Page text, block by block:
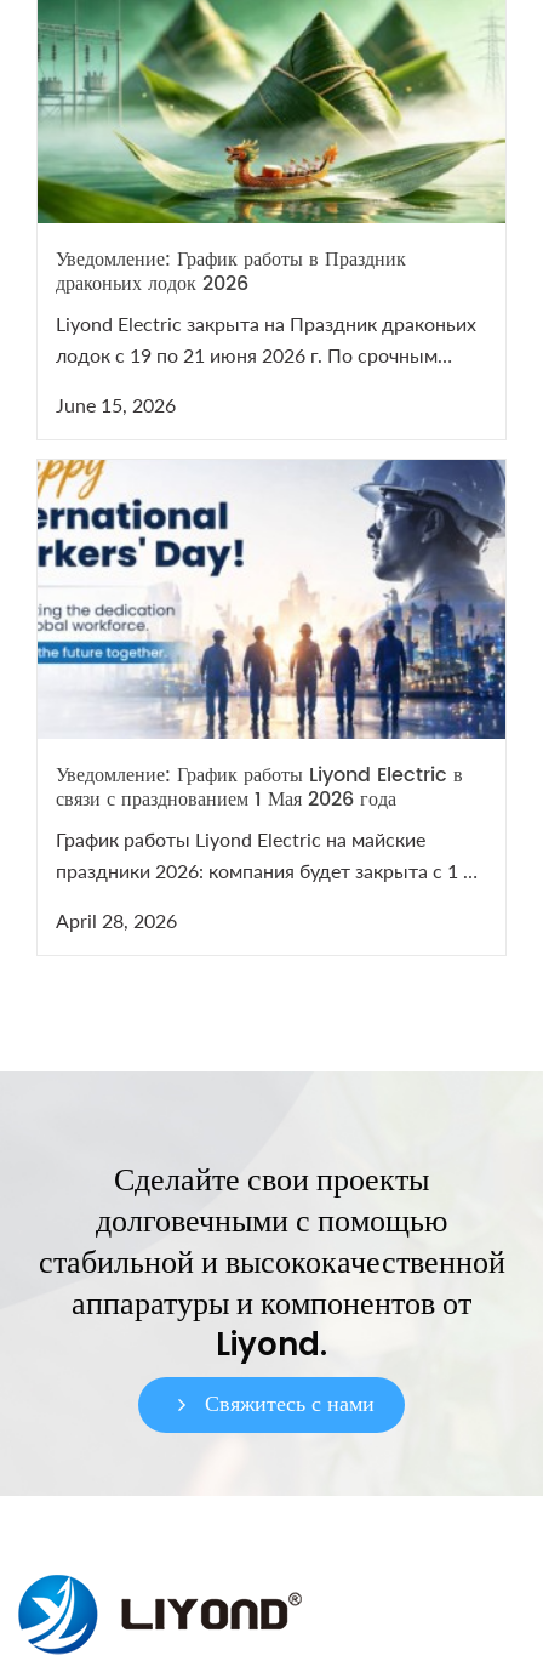
Уведомление: График работы в Праздник
драконьих лодок 2026
Liyond Electric закрыта на Праздник драконьих
лодок с 19 по 21 июня 2026 г. По срочным
June 15, 2026
Уведомление: График работы Liyond Electric в
связи с празднованием 1 Мая 2026 года
График работы Liyond Electric на майские
праздники 2026: компания будет закрыта с 1 по
праздников наши менеджеры остаются на
April 28, 2026
Сделайте свои проекты
долговечными с помощью
стабильной и высококачественной
аппаратуры и компонентов от
Liyond.
Свяжитесь с нами